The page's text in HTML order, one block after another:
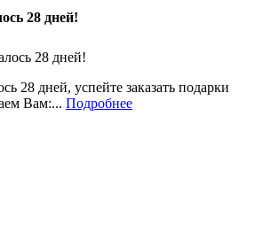
28 дней!
28 дней, успейте заказать подарки
Вам:... Подробнее